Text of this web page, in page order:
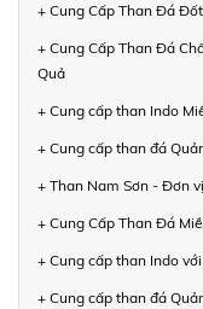
+ Cung Cấp Than Đá
+ Cung Cấp Than Đá
Quả
+ Cung cấp than Indo
+ Cung cấp than đá
+ Than Nam Sơn - Đơn
+ Cung Cấp Than Đá
+ Cung cấp than Indo
+ Cung cấp than đá